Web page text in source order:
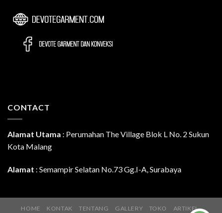
CONTACT
Alamat Utama : Perumahan The Village Blok L No. 2 Sukun
Kota Malang
Alamat : Semampir Selatan No.73 Gg.I-A, Surabaya
HOME KONTAK TENTANG GALLERY TOKO
ARTIKEL